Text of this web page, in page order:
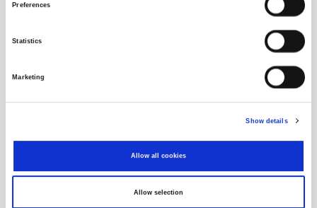
Preferences
Statistics
Marketing
Show details
Allow all cookies
Allow selection